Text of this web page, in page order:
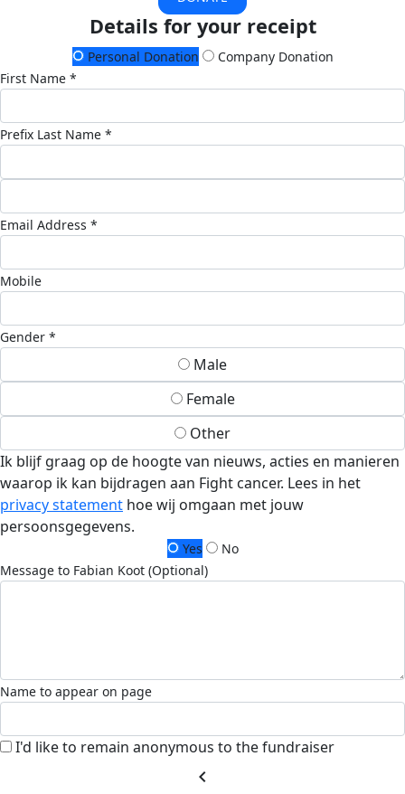
Details for your receipt
Personal Donation
Company Donation
First Name *
Prefix Last Name *
Email Address *
Mobile
Gender *
Male
Female
Other
Ik blijf graag op de hoogte van nieuws, acties en manieren
waarop ik kan bijdragen aan Fight cancer. Lees in het
privacy statement hoe wij omgaan met jouw
persoonsgegevens.
Yes
No
Message to Fabian Koot (Optional)
Name to appear on page
I'd like to remain anonymous to the fundraiser
chevron_left